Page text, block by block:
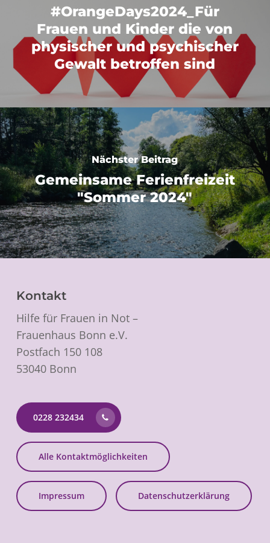
#OrangeDays2024_Für
Frauen und Kinder die von
physischer und psychischer
Gewalt betroffen sind
Nächster Beitrag
Gemeinsame Ferienfreizeit
"Sommer 2024"
Kontakt
Hilfe für Frauen in Not –
Frauenhaus Bonn e.V.
Postfach 150 108
53040 Bonn
0228 232434
Alle Kontaktmöglichkeiten
Impressum Datenschutzerklärung